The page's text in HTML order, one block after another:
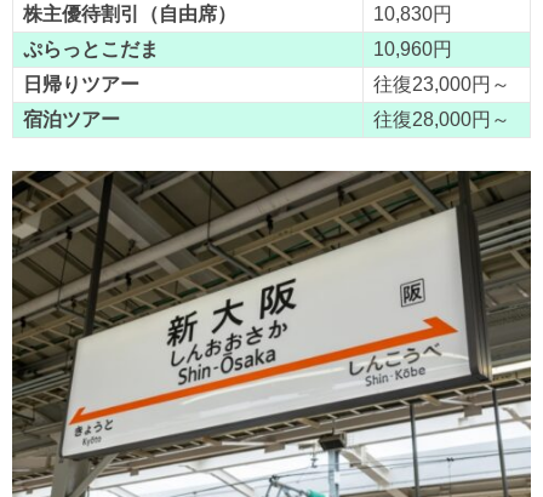
株主優待割引（自由席）
10,830円
ぷらっとこだま
10,960円
日帰りツアー
往復23,000円～
宿泊ツアー
往復28,000円～